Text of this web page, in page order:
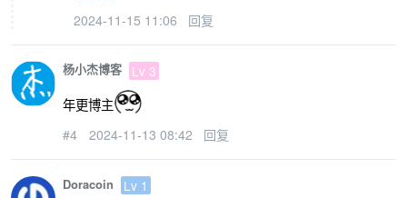
2024-11-15 11:06 回复
杨小杰博客 Lv 3
年更博主
#4 2024-11-13 08:42 回复
Doracoin Lv 1